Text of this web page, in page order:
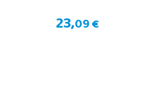
23,09 €